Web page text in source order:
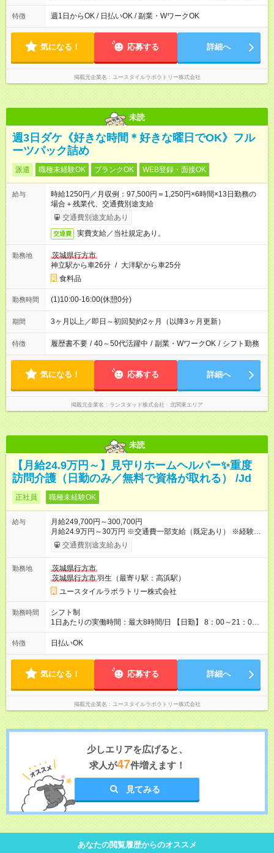
の間で8時間勤務（休憩時間は法定通り） ※週1日～OK ／ 夜勤
なし ＊＊ 勤務時間例 ＊＊ ■8時から17時 ■9時から18時 ■10
定（毎週同じ曜日勤務）
特徴 週1日からOK / 日払いOK / 副業・WワークOK
気になる！ 応募する 詳細へ
掲載元企業名 ユースタイルラボラトリー株式会社
未読
週3日ダケ《好きな時間＊好きな曜日でOK》フル
ーツパック詰め
派遣 職種未経験OK ブランクOK WEB登録・面接OK
給与
時給1250円／月収例：97,500円＝1,250円×6時間×13日勤務の
場合＋残業代、交通費別途支給
交通費別途支給あり
交通費 実費支給／当社規定あり。
勤務地
茨城県行方市
神立駅から車26分 / 大洋駅から車25分
食料品
勤務時間 (1)10:00-16:00(休憩0分)
期間 3ヶ月以上／即日～初回契約2ヶ月（以降3ヶ月更新）
特徴 履歴書不要 / 40～50代活躍中 / 副業・WワークOK / シフト勤務
気になる！ 応募する 詳細へ
掲載元企業名 ランスタッド株式会社 北関東エリア
未読
【月給24.9万円～】見守りホームヘルパー✨重度
訪問介護（日勤のみ／無料で資格が取れる） /Jd
正社員 職種未経験OK
給与
月給249,700円～300,700円
月給24.9万円～30万円 ※交通費一部支給（既定あり） ※経験・
能力を考慮して決定します 【入社後のモデル月収（無資格・未
経験入社の場合）】 ［入社］ 無資格・未経験／月収21.1万円
年半］ ジュニアMGR／月収31.6万円 ［入社2年半］ マネー
ジャー／月収36万円以上 ※経験・能力等を考慮。 【試用期間】
試用期間あり 試用期間の長さ：2ヶ月 ※ 雇用形態と給与に、本
採用時と異なる部分があります。 雇用形態：本採用時と同じで
す。 給与：月給 211,700円 ～ 300,700円
交通費別途支給あり
勤務地
茨城県行方市
茨城県行方市羽生（最寄り駅：高浜駅）
ユースタイルラボラトリー株式会社
勤務時間
シフト制
1日あたりの実働時間：最大8時間/日 【日勤】 8：00～21：00
＊＊ 勤務時間例 ＊＊ ■8時から17時 ■9時から18時 ■10時か
ら19時 など ※上記の時間内で8時間勤務（休憩1時間）ご利用
（希望休あり）
特徴 日払いOK
気になる！ 応募する 詳細へ
掲載元企業名 ユースタイルラボラトリー株式会社
少しエリアを広げると、
求人が47件増えます！
見てみる
あなたの閲覧履歴からのオススメ